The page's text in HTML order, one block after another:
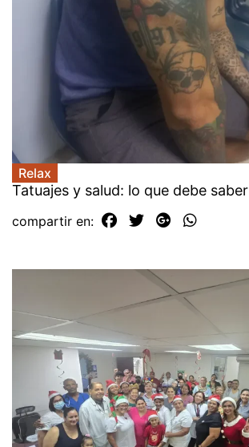
Relax
Tatuajes y salud: lo que debe saber
compartir en: